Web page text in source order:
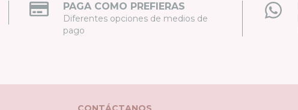
PAGA COMO PREFIERAS
Diferentes opciones de medios de
pago